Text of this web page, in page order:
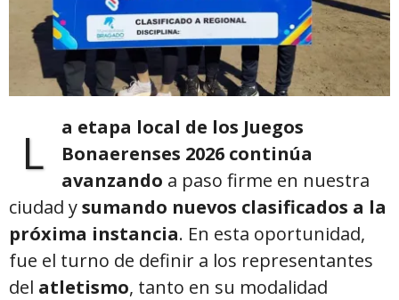
L
a etapa local de los Juegos
Bonaerenses 2026 continúa
avanzando a paso firme en nuestra
ciudad ysumando nuevos clasificados a la
próxima instancia. En esta oportunidad,
fue el turno de definir a los representantes
del atletismo, tanto en su modalidad